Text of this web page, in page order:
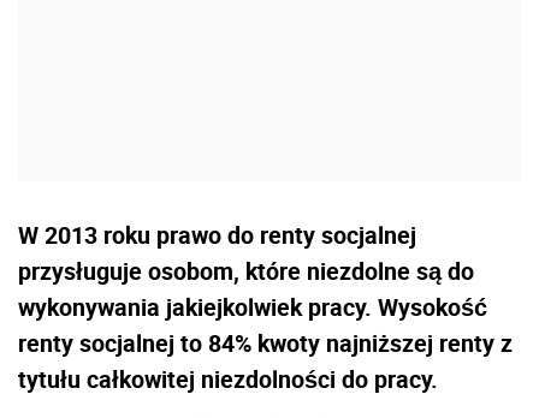
W 2013 roku prawo do renty socjalnej
przysługuje osobom, które niezdolne są do
wykonywania jakiejkolwiek pracy. Wysokość
renty socjalnej to 84% kwoty najniższej renty z
tytułu całkowitej niezdolności do pracy.